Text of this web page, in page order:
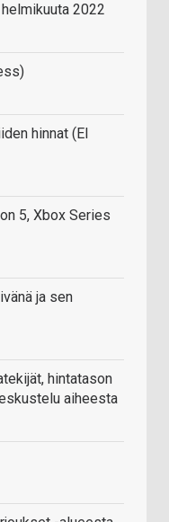
2022
hinnat (EI
5, Xbox Series
ja sen
hintatason
aiheesta